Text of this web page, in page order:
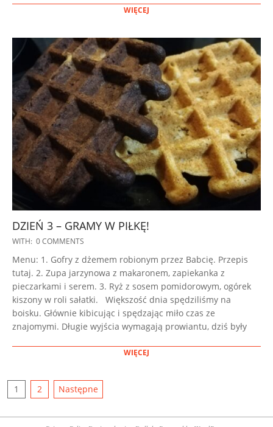
WIĘCEJ
DZIEŃ 3 – GRAMY W PIŁKĘ!
2022-
04
WITH: 0 COMMENTS
Menu: 1. Gofry z dżemem robionym przez Babcię. Przepis
tutaj. 2. Zupa jarzynowa z makaronem, zapiekanka z
pieczarkami i serem. 3. Ryż z sosem pomidorowym, ogórek
kiszony w roli sałatki. Większość dnia spędziliśmy na
boisku. Głównie kibicując i spędzając miło czas ze
znajomymi. Długie wyjścia wymagają prowiantu, dziś były
WIĘCEJ
STRONICOWANIE
1 2 Następne